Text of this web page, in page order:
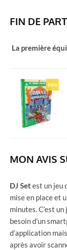
FIN DE
La première
80%
MON AVIS
DJ Setest un jeu
mise en place et
minutes. C’est
besoin d’un
d’application
après avoir